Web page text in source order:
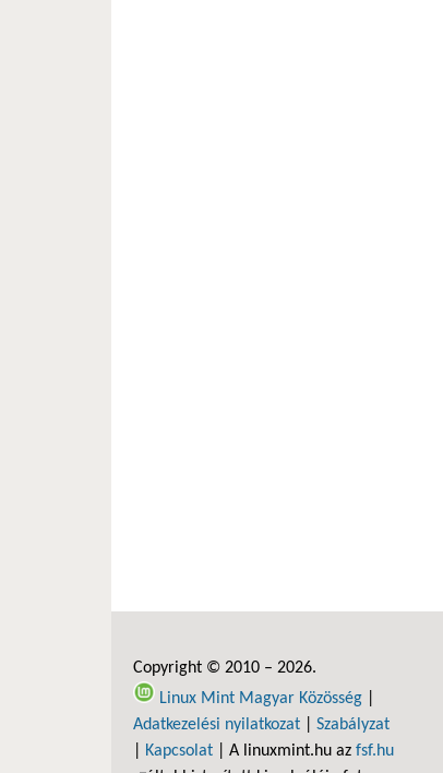
Copyright © 2010 – 2026.
Linux Mint Magyar Közösség
Adatkezelési nyilatkozat
Szabályzat
Kapcsolat | A linuxmint.hu az fsf.hu